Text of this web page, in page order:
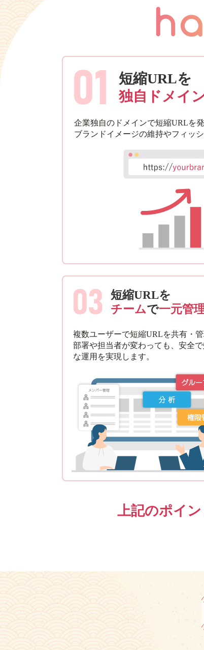
01
短縮URLを
独自ドメイ
企業独自のドメインで短縮URLを発
ブランドイメージの維持やフィッ
03
短縮URLを
チームで一元管
複数ユーザーで短縮URLを共有・管
部署や担当者が変わっても、安全
な運用を実現します。
上記のポイ